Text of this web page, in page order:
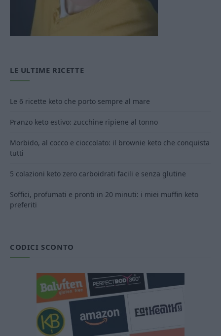
LE ULTIME RICETTE
Le 6 ricette keto che porto sempre al mare
Pranzo keto estivo: zucchine ripiene al tonno
Morbido, al cocco e cioccolato: il brownie keto che conquista
tutti
5 colazioni keto zero carboidrati facili e senza glutine
Soffici, profumati e pronti in 20 minuti: i miei muffin keto
preferiti
CODICI SCONTO